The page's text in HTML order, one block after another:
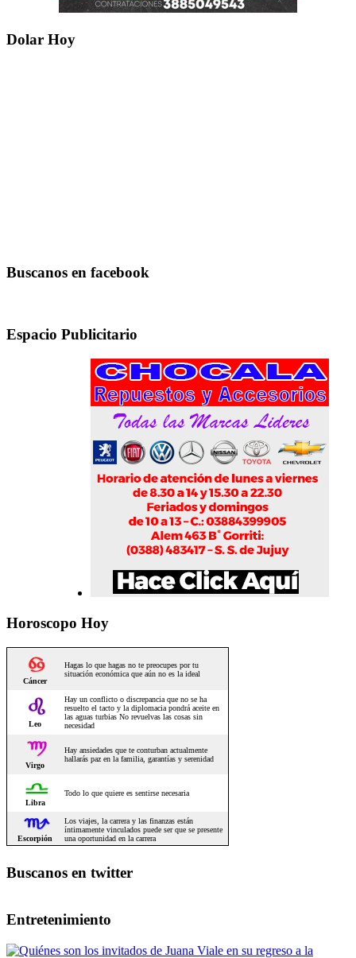
Dolar Hoy
Buscanos en facebook
Espacio Publicitario
Horoscopo Hoy
Buscanos en twitter
Entretenimiento